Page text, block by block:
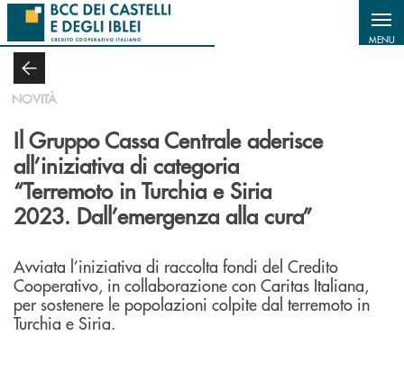
Salta al contenuto principale
MENU
NOVITÀ
Il Gruppo Cassa Centrale aderisce
all’iniziativa di categoria
“Terremoto in Turchia e Siria
2023. Dall’emergenza alla cura”
Avviata l’iniziativa di raccolta fondi del Credito
Cooperativo, in collaborazione con Caritas Italiana,
per sostenere le popolazioni colpite dal terremoto in
Turchia e Siria.